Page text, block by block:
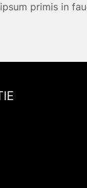
primis in